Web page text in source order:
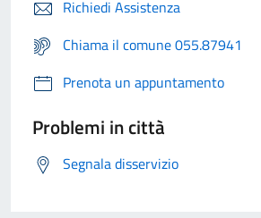
Richiedi Assistenza
Chiama il comune 055.87941
Prenota un appuntamento
Problemi in città
Segnala disservizio